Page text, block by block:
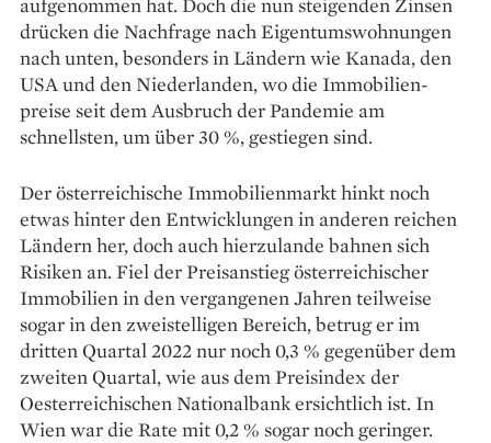
drücken die Nachfrage nach Eigentumswohnungen
nach unten, besonders in Ländern wie Kanada, den
USA und den Niederlanden, wo die Immobilien­
preise seit dem Ausbruch der Pandemie am
schnellsten, um über 30 %, gestiegen sind.
Der österreichische Immobilienmarkt hinkt noch
etwas hinter den Entwicklungen in anderen reichen
Ländern her, doch auch hierzulande bahnen sich
Risiken an. Fiel der Preisanstieg österreichischer
Immobilien in den vergangenen Jahren teilweise
sogar in den zweistelligen Bereich, betrug er im
dritten Quartal 2022 nur noch 0,3 % gegenüber dem
zweiten Quartal, wie aus dem Preisindex der
Oesterreichischen Nationalbank ersichtlich ist. In
Wien war die Rate mit 0,2 % sogar noch geringer.